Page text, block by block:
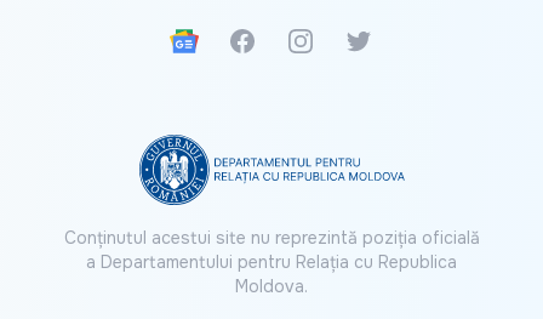
Google News
FacebookInstagramTwitter
Conținutul acestui site nu reprezintă poziția oficială
a Departamentului pentru Relația cu Republica
Moldova.